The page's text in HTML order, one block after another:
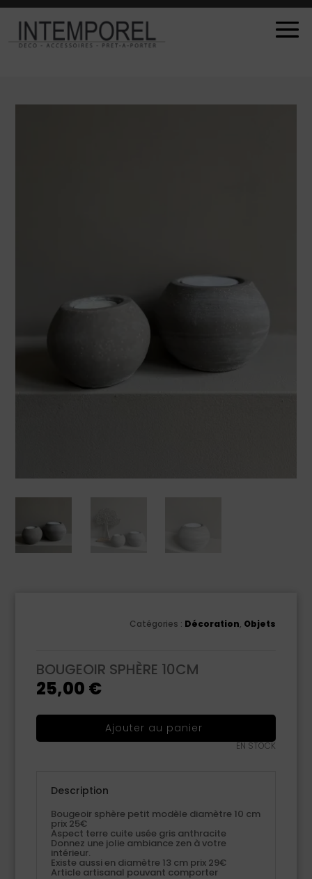
Catégories : Décoration, Objets
BOUGEOIR SPHÈRE 10CM
25,00 €
Ajouter au panier
EN STOCK
Description
Bougeoir sphère petit modèle diamètre 10 cm
prix 25€
Aspect terre cuite usée gris anthracite
Donnez une jolie ambiance zen à votre
intérieur.
Existe aussi en diamètre 13 cm prix 29€
Article artisanal pouvant comporter